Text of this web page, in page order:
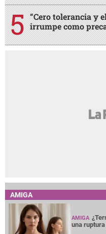
“Cero tolerancia y
irrumpe como
AMIGA
AMIGA
una